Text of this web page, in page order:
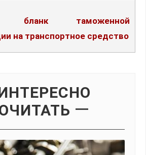
бланк таможенной
на транспортное средство